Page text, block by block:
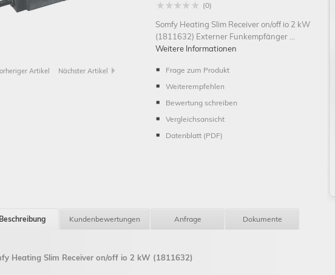
Artikel Nächster Artikel
(0)
Somfy Heating Slim Receiver on/off io 2 kW
(1811632) Externer Funkempfänger ...
Weitere Informationen
Frage zum Produkt
Weiterempfehlen
Bewertung schreiben
Vergleichsansicht
Datenblatt (PDF)
Beschreibung Kundenbewertungen Anfrage Dokumente
Heating Slim Receiver on/off io 2 kW (1811632)